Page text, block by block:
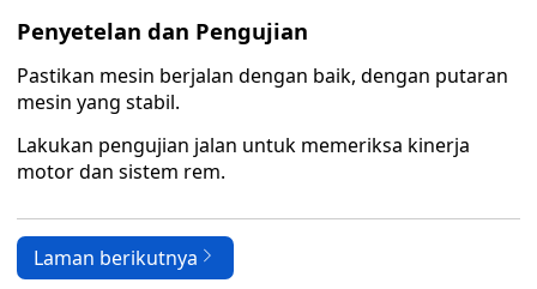
Penyetelan dan Pengujian
Pastikan mesin berjalan dengan baik, dengan putaran
mesin yang stabil.
Lakukan pengujian jalan untuk memeriksa kinerja
motor dan sistem rem.
Laman berikutnya